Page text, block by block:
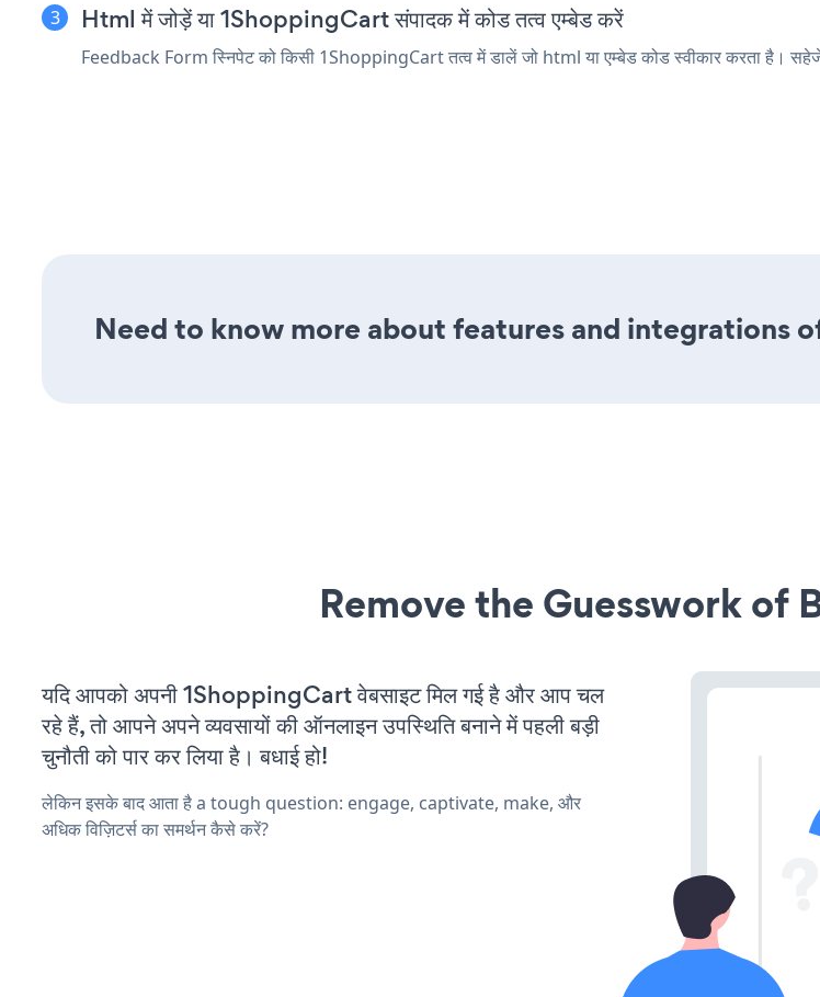
Html में जोड़ें या 1ShoppingCart संपादक में कोड तत्व एम्बेड करें
Feedback Form स्निपेट को किसी 1ShoppingCart तत्व में डालें जो html या एम्बेड कोड स्वीकार करता है।
Need to know more about features and integrations
Remove the Guesswork of
यदि आपको अपनी 1ShoppingCart वेबसाइट मिल गई है और आप चल
रहे हैं, तो आपने अपने व्यवसायों की ऑनलाइन उपस्थिति बनाने में पहली बड़ी
चुनौती को पार कर लिया है। बधाई हो!
लेकिन इसके बाद आता है a tough question: engage, captivate, make, और
अधिक विज़िटर्स का समर्थन कैसे करें?